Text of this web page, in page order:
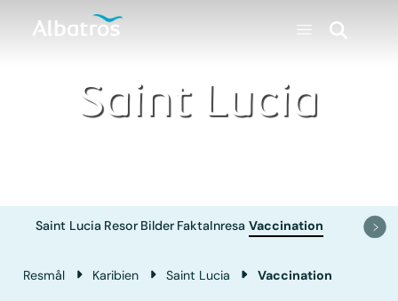
Saint Lucia
Saint Lucia Resor Bilder FaktaInresa Vaccination
Resmål Karibien Saint Lucia Vaccination